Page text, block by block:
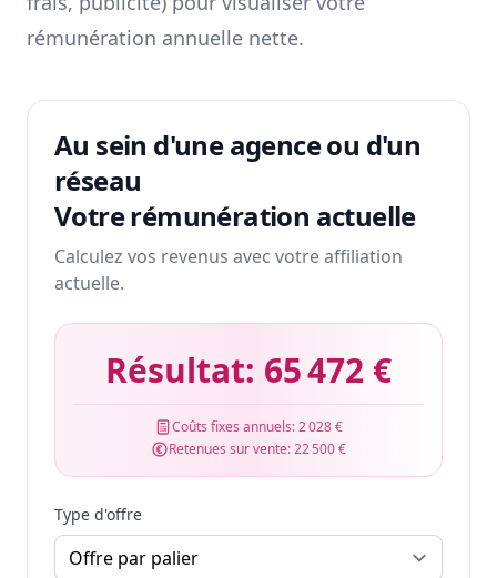
rémunération annuelle nette.
Au sein d'une agence ou d'un
réseau
Votre rémunération actuelle
Calculez vos revenus avec votre affiliation
actuelle.
Résultat: 65 472 €
Coûts fixes annuels:2 028 €
Retenues sur vente:22 500 €
Type d'offre